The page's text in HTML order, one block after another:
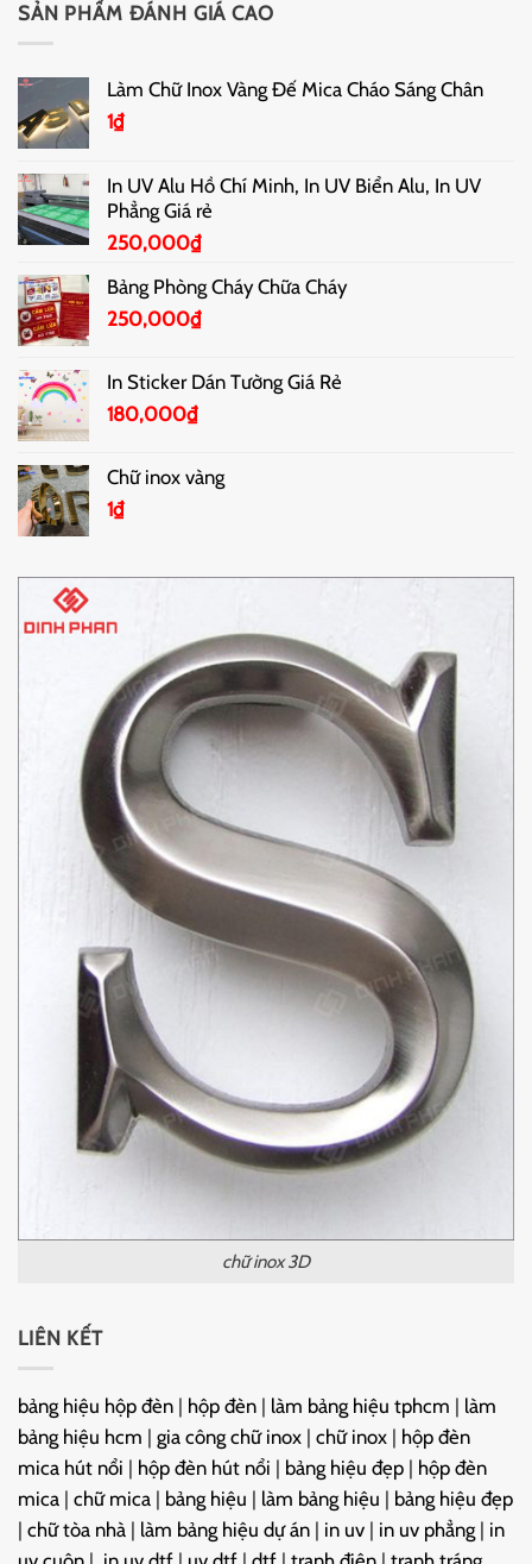
SẢN PHẨM ĐÁNH GIÁ CAO
Làm Chữ Inox Vàng Đế Mica Cháo Sáng Chân
1₫
In UV Alu Hồ Chí Minh, In UV Biển Alu, In UV
Phẳng Giá rẻ
250,000₫
Bảng Phòng Cháy Chữa Cháy
250,000₫
In Sticker Dán Tường Giá Rẻ
180,000₫
Chữ inox vàng
1₫
chữ inox 3D
LIÊN KẾT
bảng hiệu hộp đèn | hộp đèn | làm bảng hiệu tphcm | làm
bảng hiệu hcm | gia công chữ inox | chữ inox | hộp đèn
mica hút nổi | hộp đèn hút nổi | bảng hiệu đẹp | hộp đèn
mica | chữ mica | bảng hiệu | làm bảng hiệu | bảng hiệu đẹp
| chữ tòa nhà | làm bảng hiệu dự án | in uv | in uv phẳng | in